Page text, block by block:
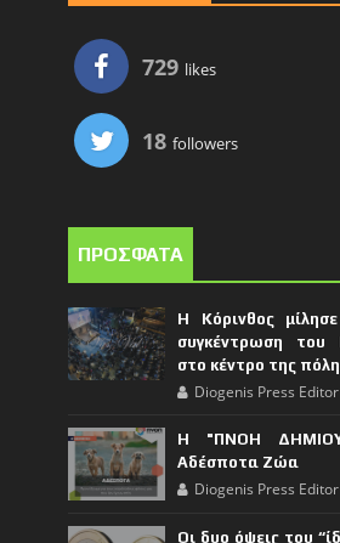
729 likes
18 followers
ΠΡΟΣΦΑΤΑ
Η Κόρινθος
συγκέντρωση του
στο κέντρο της
Diogenis Press Editor
Η "ΠΝΟΗ
Αδέσποτα Ζώα
Diogenis Press Editor
Οι δυο όψεις του